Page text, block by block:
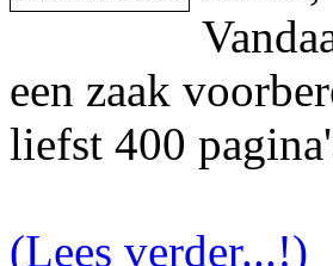
een zaak
liefst 400
(Lees verder...!)